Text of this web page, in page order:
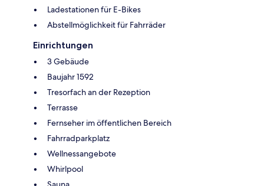
Ladestationen für E-Bikes
Abstellmöglichkeit für Fahrräder
Einrichtungen
3 Gebäude
Baujahr 1592
Tresorfach an der Rezeption
Terrasse
Fernseher im öffentlichen Bereich
Fahrradparkplatz
Wellnessangebote
Whirlpool